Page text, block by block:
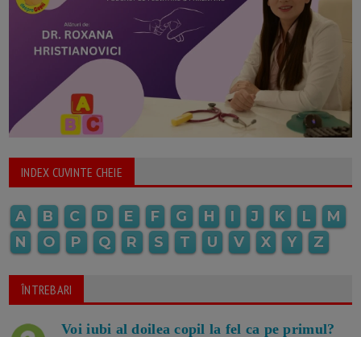
INDEX CUVINTE CHEIE
A B C D E F G H I J K L
M
N
O P Q R S T U V X Y Z
ÎNTREBARI
Voi iubi al doilea copil la fel ca pe primul?